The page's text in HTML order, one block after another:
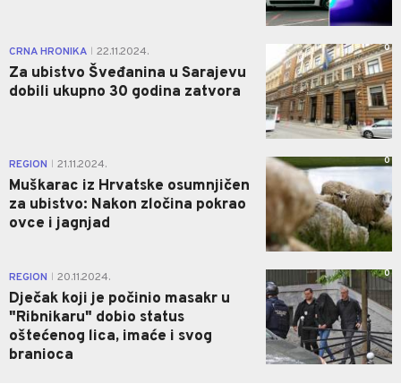
CRNA HRONIKA 22.11.2024.
Za ubistvo Šveđanina u Sarajevu
dobili ukupno 30 godina zatvora
0
REGION 21.11.2024.
Muškarac iz Hrvatske osumnjičen
za ubistvo: Nakon zločina pokrao
ovce i jagnjad
0
REGION 20.11.2024.
Dječak koji je počinio masakr u
"Ribnikaru" dobio status
oštećenog lica, imaće i svog
branioca
0